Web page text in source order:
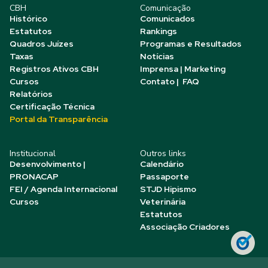
CBH
Histórico
Estatutos
Quadros Juízes
Taxas
Registros Ativos CBH
Cursos
Relatórios
Certificação Técnica
Portal da Transparência
Comunicação
Comunicados
Rankings
Programas e Resultados
Notícias
Imprensa | Marketing
Contato | FAQ
Institucional
Desenvolvimento |
PRONACAP
FEI / Agenda Internacional
Cursos
Outros links
Calendário
Passaporte
STJD Hipismo
Veterinária
Estatutos
Associação Criadores